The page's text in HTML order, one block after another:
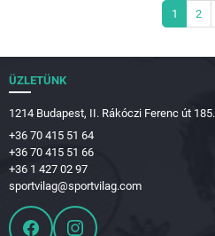
1 2
ÜZLETÜNK
1214 Budapest, II. Rákóczi Ferenc út 185.
+36 70 415 51 64
+36 70 415 51 66
+36 1 427 02 97
sportvilag@sportvilag.com